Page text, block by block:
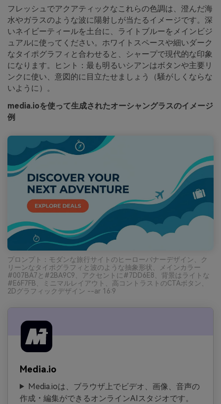
フレッシュでアクアティックなこれらの色調は、澄んだ海
水やガラスのような波に陽射しが当たるイメージです。深
いネイビーティールを土台に、ライトブルーをメインビジ
ュアルに使ってください。ホワイトスペースや細いダーク
なタイポグラフィと合わせると、シャープで現代的な印象
になります。ヒント：最も明るいシアンはボタンや主要リ
ンクに使い、意図的に目立たせましょう（騒がしくならな
いように）。
media.ioを使って生成されたオーシャングラスのイメージ
例
プロンプト：モダンな旅行サイトのヒーローバナーデザイン、ク
リーンなタイポグラフィと波のような抽象形状、メインカラー
#007BA7と#2BA9C9、アクセントに#7DD6E8、背景はライトな
#E6F7FB、ミニマルレイアウト、高コントラストのCTAボタン、
2Dグラフィックデザイン --ar 16:9
Media.io
Media.ioは、ブラウザ上でビデオ、画像、音声の
作成・編集ができるオンラインAIスタジオです。